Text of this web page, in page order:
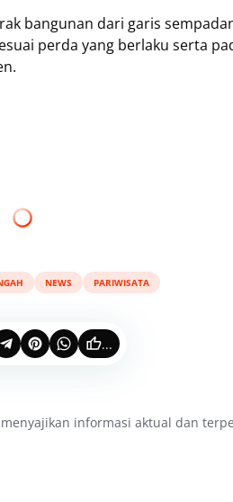
bangunan dari garis
perda yang berlaku serta
NEWS PARIWISATA
...
informasi aktual dan